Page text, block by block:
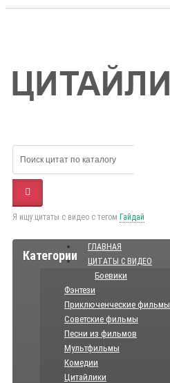
Я ищу цитаты с видео с тегом Гайдай
Категории
ГЛАВНАЯ
ЦИТАТЫ С ВИДЕО
Боевики
Фэнтези
Приключенческие фильмы
Советские фильмы
Песни из фильмов
Мультфильмы
Комедии
Цитайлики